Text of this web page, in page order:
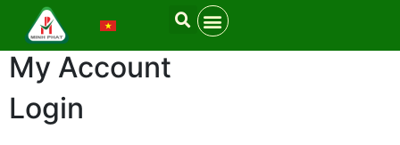
My Account
Login